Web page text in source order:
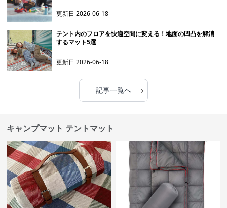
更新日2026-06-18
テント内のフロアを快適空間に変える！地面の凹凸を解消
するマット5選
更新日2026-06-18
記事一覧へ ›
キャンプマット テントマット